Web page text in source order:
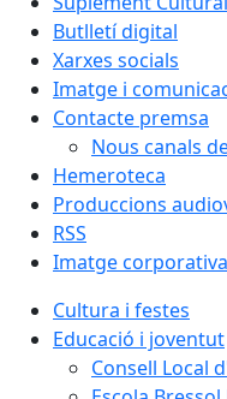
Butlletí digital
Xarxes socials
Imatge i
Contacte premsa
Nous canals
Hemeroteca
Produccions
RSS
Imatge corporativa
Cultura i festes
Educació i joventut
Consell Local